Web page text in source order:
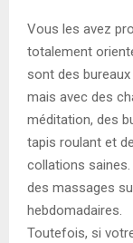
Vous les avez
totalement
sont des
mais avec des
méditation, des
tapis roulant et
collations
des massages
hebdomadaires.
Toutefois, si